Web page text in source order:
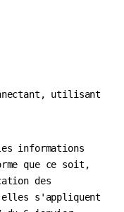
utilisant
informations
que ce soit,
des
elles s'appliquent